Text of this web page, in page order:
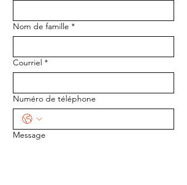
Nom de famille *
Courriel *
Numéro de téléphone
Message